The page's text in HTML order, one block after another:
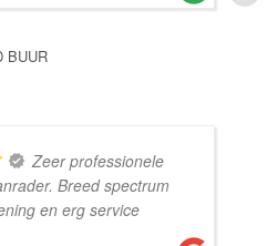
BUUR
Zeer professionele
Breed spectrum
en erg service